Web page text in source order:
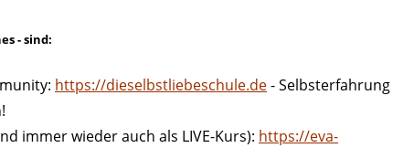
- sind:
https://dieselbstliebeschule.de- Selbsterfahrung
immer wieder auch als LIVE-Kurs): https://eva-